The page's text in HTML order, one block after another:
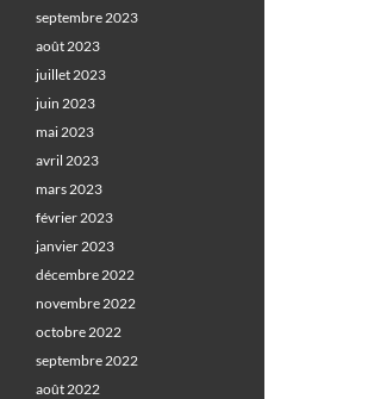
septembre 2023
août 2023
juillet 2023
juin 2023
mai 2023
avril 2023
mars 2023
février 2023
janvier 2023
décembre 2022
novembre 2022
octobre 2022
septembre 2022
août 2022